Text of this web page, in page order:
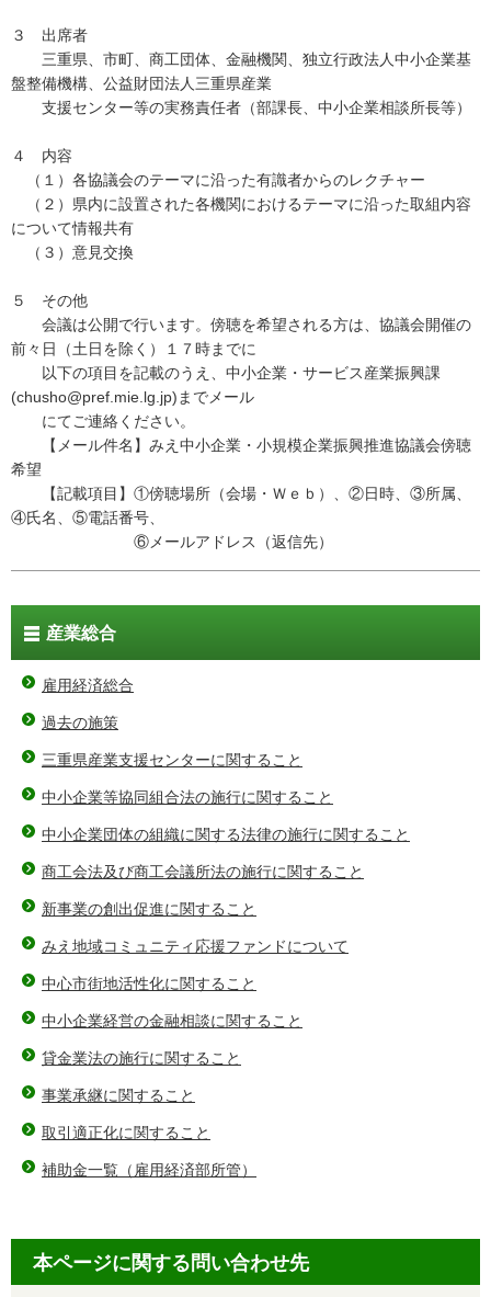
３ 出席者
三重県、市町、商工団体、金融機関、独立行政法人中小企業基
盤整備機構、公益財団法人三重県産業
支援センター等の実務責任者（部課長、中小企業相談所長等）
４ 内容
（１）各協議会のテーマに沿った有識者からのレクチャー
（２）県内に設置された各機関におけるテーマに沿った取組内容
について情報共有
（３）意見交換
５ その他
会議は公開で行います。傍聴を希望される方は、協議会開催の
前々日（土日を除く）１７時までに
以下の項目を記載のうえ、中小企業・サービス産業振興課
(chusho@pref.mie.lg.jp)までメール
にてご連絡ください。
【メール件名】みえ中小企業・小規模企業振興推進協議会傍聴
希望
【記載項目】①傍聴場所（会場・Ｗｅｂ）、②日時、③所属、
④氏名、⑤電話番号、
⑥メールアドレス（返信先）
産業総合
雇用経済総合
過去の施策
三重県産業支援センターに関すること
中小企業等協同組合法の施行に関すること
中小企業団体の組織に関する法律の施行に関すること
商工会法及び商工会議所法の施行に関すること
新事業の創出促進に関すること
みえ地域コミュニティ応援ファンドについて
中心市街地活性化に関すること
中小企業経営の金融相談に関すること
貸金業法の施行に関すること
事業承継に関すること
取引適正化に関すること
補助金一覧（雇用経済部所管）
本ページに関する問い合わせ先